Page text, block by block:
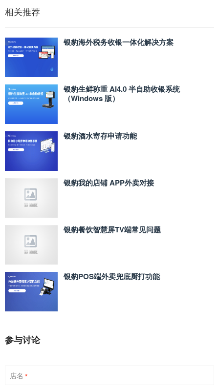
相关推荐
银豹海外税务收银一体化解决方案
银豹生鲜称重 AI4.0 半自助收银系统
（Windows 版）
银豹酒水寄存申请功能
银豹我的店铺 APP外卖对接
银豹餐饮智慧屏TV端常见问题
银豹POS端外卖兜底厨打功能
参与讨论
店名 *